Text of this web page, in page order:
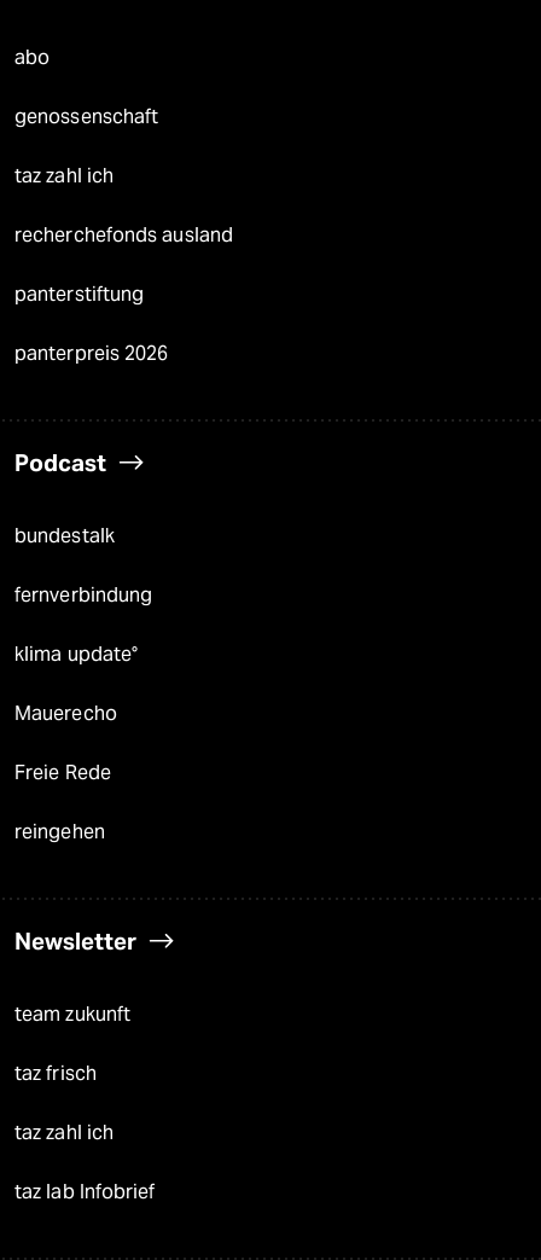
abo
genossenschaft
taz zahl ich
recherchefonds ausland
panterstiftung
panterpreis 2026
Podcast
bundestalk
fernverbindung
klima update°
Mauerecho
Freie Rede
reingehen
Newsletter
team zukunft
taz frisch
taz zahl ich
taz lab Infobrief